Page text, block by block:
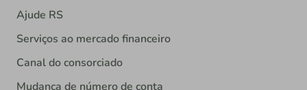
Ajude RS
Serviços ao mercado financeiro
Canal do consorciado
Mudança de número de conta